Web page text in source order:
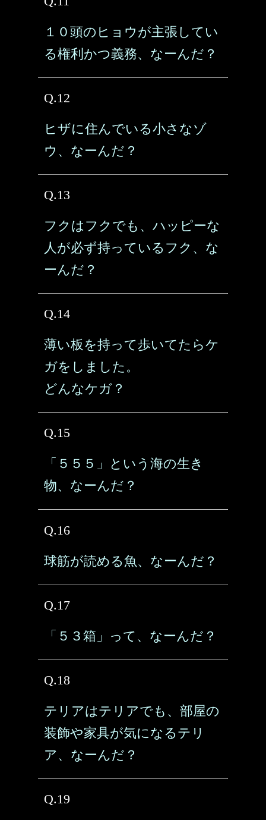
１０頭のヒョウが主張してい
る権利かつ義務、なーんだ？
Q.12
ヒザに住んでいる小さなゾ
ウ、なーんだ？
Q.13
フクはフクでも、ハッピーな
人が必ず持っているフク、な
ーんだ？
Q.14
薄い板を持って歩いてたらケ
ガをしました。
どんなケガ？
Q.15
「５５５」という海の生き
物、なーんだ？
Q.16
球筋が読める魚、なーんだ？
Q.17
「５３箱」って、なーんだ？
Q.18
テリアはテリアでも、部屋の
装飾や家具が気になるテリ
ア、なーんだ？
Q.19